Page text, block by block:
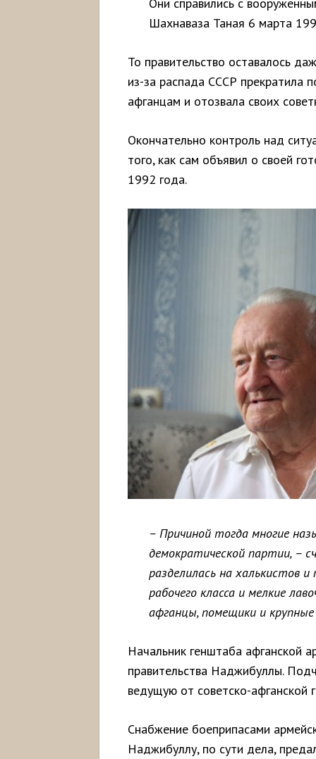
Они справились с
Шахнаваза Таная 6 марта
То правительство оставалось
из-за распада СССР прекратила
афганцам и отозвала своих
Окончательно контроль над
того, как сам объявил о своей
1992 года.
– Причиной тогда многие
демократической партии, –
разделилась на халькистов
рабочего класса и мелкие
афганцы, помещики и
Начальник генштаба афганской
правительства Наджибуллы.
ведущую от советско-афганской
Снабжение боеприпасами
Наджибуллу, по сути дела,